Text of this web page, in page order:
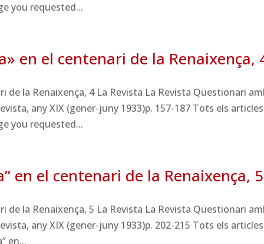
you requested...
en el centenari de la Renaixença,
la Renaixença, 4 La Revista La Revista Qüestionari
any XIX (gener-juny 1933)p. 157-187 Tots els articles
you requested...
en el centenari de la Renaixença, 5
la Renaixença, 5 La Revista La Revista Qüestionari
any XIX (gener-juny 1933)p. 202-215 Tots els articles
en...